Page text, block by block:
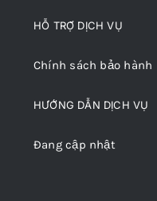
HỖ TRỢ DỊCH VỤ
Chính sách bảo hành
HƯỚNG DẪN DỊCH VỤ
Đang cập nhật